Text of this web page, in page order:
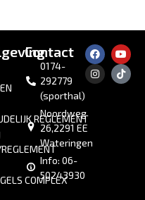
REGLEMENT
COMPLEX
Contact
0174-
292779
(sporthal)
Noordweg
26,2291 EE
Wateringen
Info: 06-
50243930